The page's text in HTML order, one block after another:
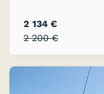
2 200 €
2 134 €